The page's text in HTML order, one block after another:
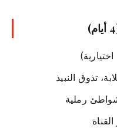
تذوق النبيذ
شواطئ رملية